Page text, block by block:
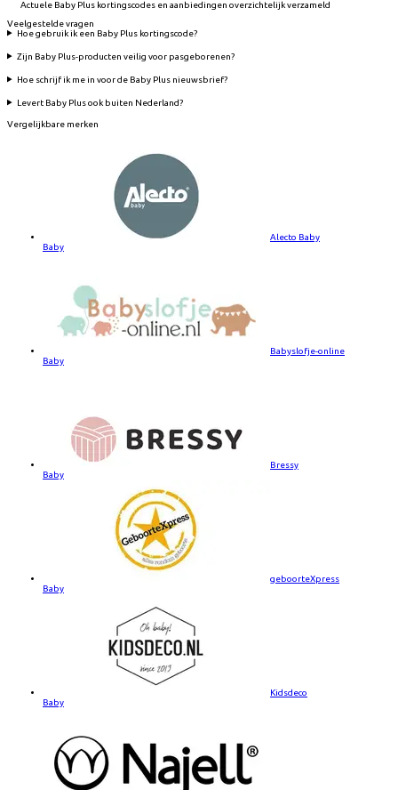
Actuele Baby Plus kortingscodes en aanbiedingen overzichtelijk verzameld
Veelgestelde vragen
Hoe gebruik ik een Baby Plus kortingscode?
Zijn Baby Plus-producten veilig voor pasgeborenen?
Hoe schrijf ik me in voor de Baby Plus nieuwsbrief?
Levert Baby Plus ook buiten Nederland?
Vergelijkbare merken
Alecto Baby
Baby
Babyslofje-online
Baby
Bressy
Baby
geboorteXpress
Baby
Kidsdeco
Baby